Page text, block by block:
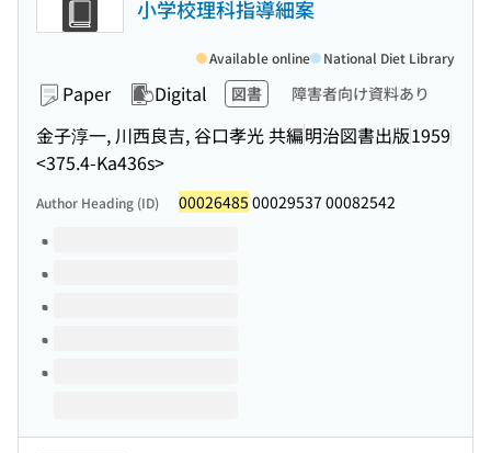
小学校理科指導細案
Paper Digital 図書 障害者向け資料あり
金子淳一, 川西良吉, 谷口孝光 共編明治図書出版1959
<375.4-Ka436s>
Available online National Diet Library
Author Heading (ID) 00026485 00029537 00082542
Volumes of this title